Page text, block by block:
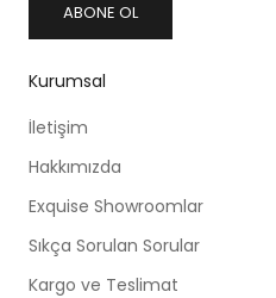
ABONE OL
Kurumsal
İletişim
Hakkımızda
Exquise Showroomlar
Sıkça Sorulan Sorular
Kargo ve Teslimat